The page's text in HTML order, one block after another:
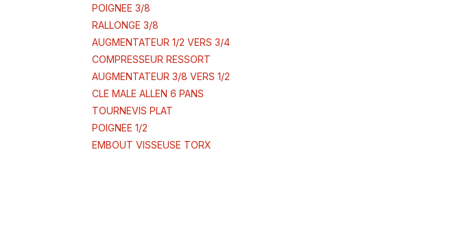
POIGNEE 3/8
RALLONGE 3/8
AUGMENTATEUR 1/2 VERS 3/4
COMPRESSEUR RESSORT
AUGMENTATEUR 3/8 VERS 1/2
CLE MALE ALLEN 6 PANS
TOURNEVIS PLAT
POIGNEE 1/2
EMBOUT VISSEUSE TORX